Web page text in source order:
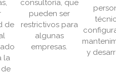
de
la
consultoría, que
pueden ser
restrictivos para
algunas
empresas.
y